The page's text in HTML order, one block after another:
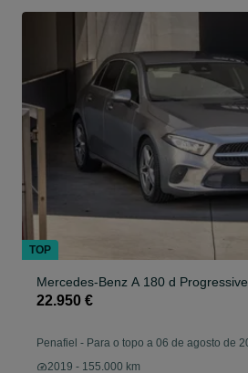
Mercedes-Benz A 180 d
22.950 €
Penafiel - Para o topo a 06 de agosto de
2019 - 155.000 km
TOP